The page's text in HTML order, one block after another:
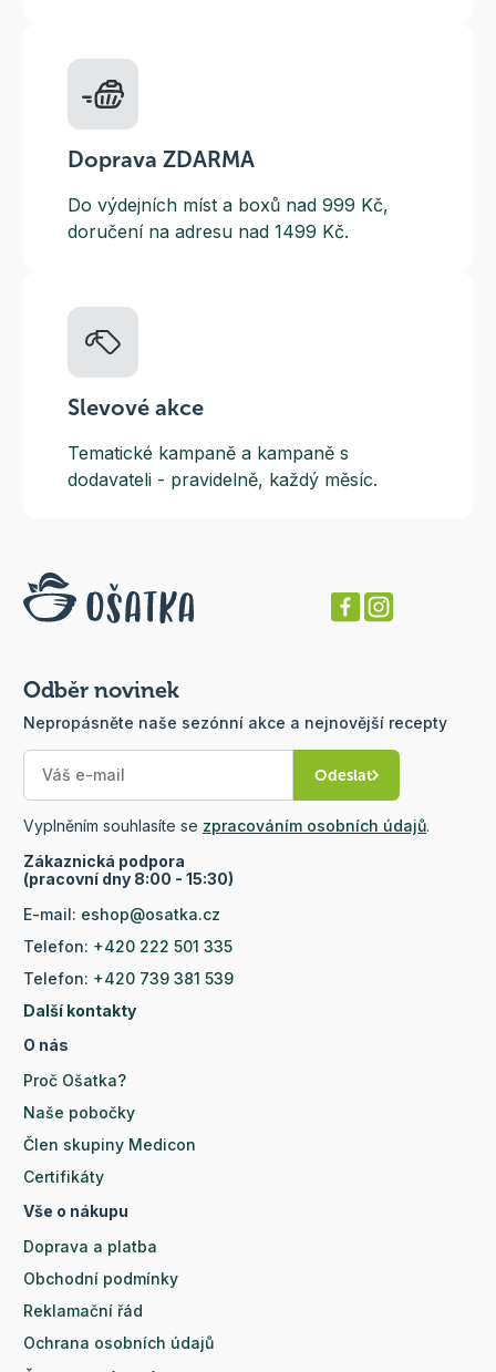
Doprava ZDARMA
Do výdejních míst a boxů nad 999 Kč,
doručení na adresu nad 1499 Kč.
Slevové akce
Tematické kampaně a kampaně s
dodavateli - pravidelně, každý měsíc.
Odběr novinek
Nepropásněte naše sezónní akce a nejnovější recepty
Odeslat
Vyplněním souhlasíte se zpracováním osobních údajů.
Zákaznická podpora
(pracovní dny 8:00 - 15:30)
E-mail: eshop@osatka.cz
Telefon: +420 222 501 335
Telefon: +420 739 381 539
Další kontakty
O nás
Proč Ošatka?
Naše pobočky
Člen skupiny Medicon
Certifikáty
Vše o nákupu
Doprava a platba
Obchodní podmínky
Reklamační řád
Ochrana osobních údajů